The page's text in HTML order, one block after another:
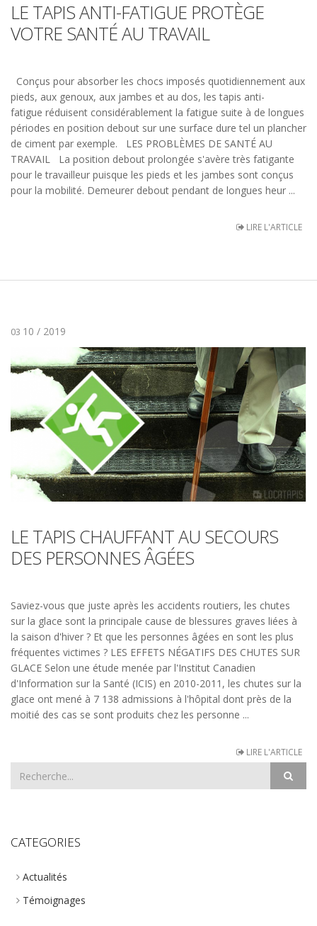
LE TAPIS ANTI-FATIGUE PROTÈGE
VOTRE SANTÉ AU TRAVAIL
Conçus pour absorber les chocs imposés quotidiennement aux
pieds, aux genoux, aux jambes et au dos, les tapis anti-
fatigue réduisent considérablement la fatigue suite à de longues
périodes en position debout sur une surface dure tel un plancher
de ciment par exemple. LES PROBLÈMES DE SANTÉ AU
TRAVAIL La position debout prolongée s'avère très fatigante
pour le travailleur puisque les pieds et les jambes sont conçus
pour la mobilité. Demeurer debout pendant de longues heur ...
LIRE L'ARTICLE
03 10 / 2019
LE TAPIS CHAUFFANT AU SECOURS
DES PERSONNES ÂGÉES
Saviez-vous que juste après les accidents routiers, les chutes
sur la glace sont la principale cause de blessures graves liées à
la saison d'hiver ? Et que les personnes âgées en sont les plus
fréquentes victimes ? LES EFFETS NÉGATIFS DES CHUTES SUR
GLACE Selon une étude menée par l'Institut Canadien
d'Information sur la Santé (ICIS) en 2010-2011, les chutes sur la
glace ont mené à 7 138 admissions à l'hôpital dont près de la
moitié des cas se sont produits chez les personne ...
LIRE L'ARTICLE
CATEGORIES
Actualités
Témoignages